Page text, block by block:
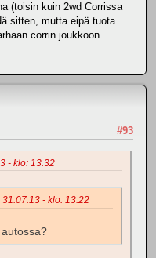
(toisin kuin 2wd Corrissa
sitten, mutta eipä tuota
corrin joukkoon.
#93
- klo: 13.32
- klo: 13.22